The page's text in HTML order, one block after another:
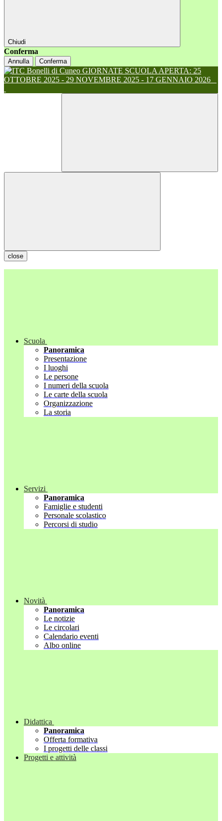
Chiudi
Conferma
Annulla Conferma
GIORNATE SCUOLA APERTA: 25
OTTOBRE 2025 - 29 NOVEMBRE 2025 - 17 GENNAIO 2026
close
Scuola
Panoramica
Presentazione
I luoghi
Le persone
I numeri della scuola
Le carte della scuola
Organizzazione
La storia
Servizi
Panoramica
Famiglie e studenti
Personale scolastico
Percorsi di studio
Novità
Panoramica
Le notizie
Le circolari
Calendario eventi
Albo online
Didattica
Panoramica
Offerta formativa
I progetti delle classi
Progetti e attività